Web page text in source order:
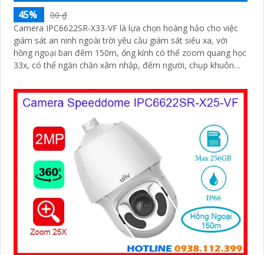
45%
00 ₫
Camera IPC6622SR-X33-VF là lựa chọn hoàng hảo cho việc
giám sát an ninh ngoài trời yêu cầu giám sát siêu xa, với
hồng ngoại ban đêm 150m, ống kính có thể zoom quang học
33x, có thể ngăn chăn xâm nhập, đếm người, chụp khuôn